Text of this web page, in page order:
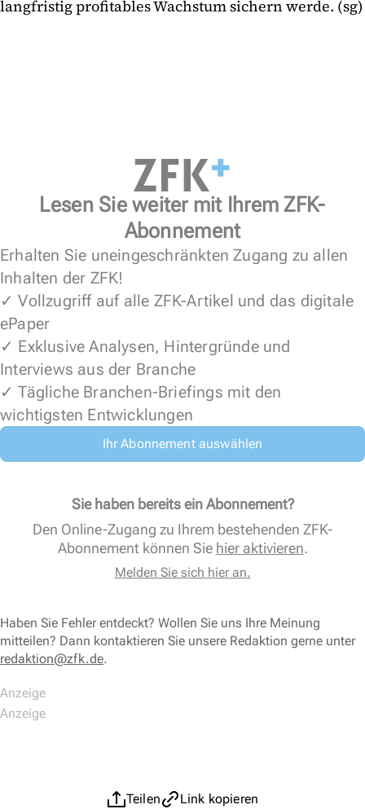
langfristig profitables Wachstum sichern werde. (sg)
Lesen Sie weiter mit Ihrem ZFK-
Abonnement
Erhalten Sie uneingeschränkten Zugang zu allen
Inhalten der ZFK!
✓ Vollzugriff auf alle ZFK-Artikel und das digitale
ePaper
✓ Exklusive Analysen, Hintergründe und
Interviews aus der Branche
✓ Tägliche Branchen-Briefings mit den
wichtigsten Entwicklungen
Ihr Abonnement auswählen
Sie haben bereits ein Abonnement?
Den Online-Zugang zu Ihrem bestehenden ZFK-
Abonnement können Sie hier aktivieren.
Melden Sie sich hier an.
Haben Sie Fehler entdeckt? Wollen Sie uns Ihre Meinung
mitteilen? Dann kontaktieren Sie unsere Redaktion gerne unter
redaktion@zfk.de.
Teilen
Link kopieren